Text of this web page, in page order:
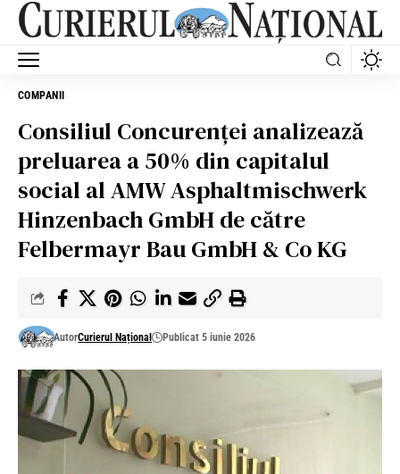
COMPANII
Consiliul Concurenţei analizează
preluarea a 50% din capitalul
social al AMW Asphaltmischwerk
Hinzenbach GmbH de către
Felbermayr Bau GmbH & Co KG
AutorCurierul Național Publicat 5 iunie 2026